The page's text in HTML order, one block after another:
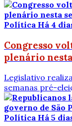
Política Há 4
Congresso
plenário
Legislativo
semanas pré-
Política Há 5